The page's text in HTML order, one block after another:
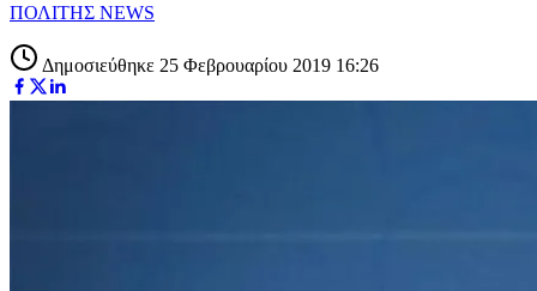
ΠΟΛΙΤΗΣ NEWS
Δημοσιεύθηκε 25 Φεβρουαρίου 2019 16:26